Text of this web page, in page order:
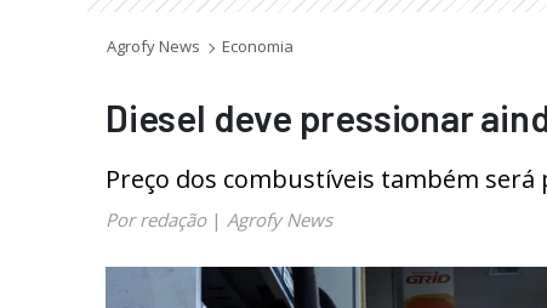
Agrofy News Economia
Diesel deve pressionar
Preço dos combustíveis também
Por redação| Agrofy News